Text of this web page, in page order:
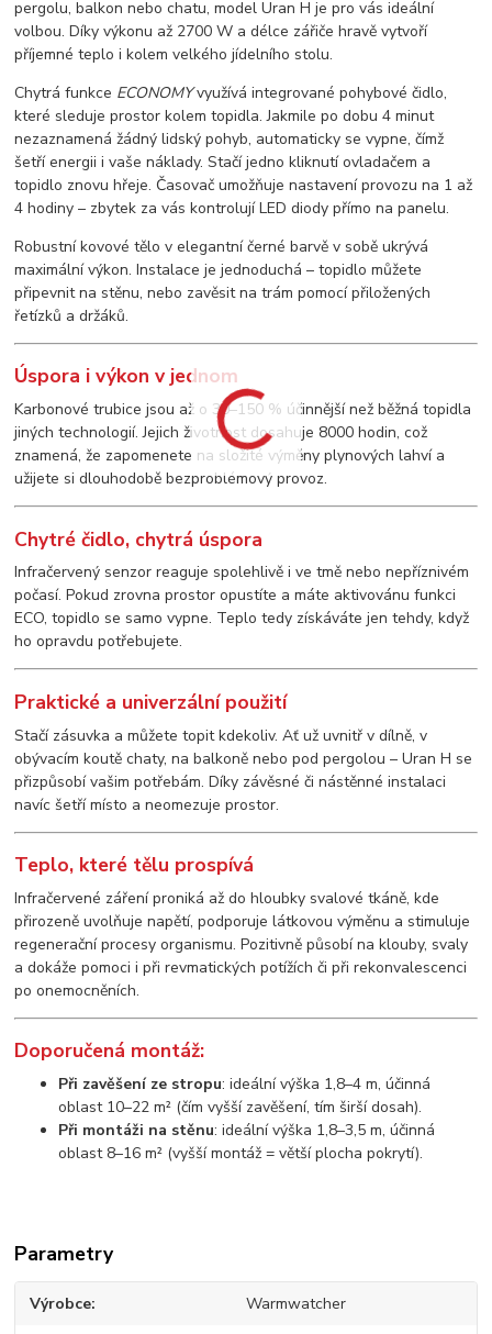
pergolu, balkon nebo chatu, model Uran H je pro vás ideální
volbou. Díky výkonu až 2700 W a délce zářiče hravě vytvoří
příjemné teplo i kolem velkého jídelního stolu.
Chytrá funkce ECONOMYvyužívá integrované pohybové čidlo,
které sleduje prostor kolem topidla. Jakmile po dobu 4 minut
nezaznamená žádný lidský pohyb, automaticky se vypne, čímž
šetří energii i vaše náklady. Stačí jedno kliknutí ovladačem a
topidlo znovu hřeje. Časovač umožňuje nastavení provozu na 1 až
4 hodiny – zbytek za vás kontrolují LED diody přímo na panelu.
Robustní kovové tělo v elegantní černé barvě v sobě ukrývá
maximální výkon. Instalace je jednoduchá – topidlo můžete
připevnit na stěnu, nebo zavěsit na trám pomocí přiložených
řetízků a držáků.
Úspora i výkon v jednom
Karbonové trubice jsou až o 30–150 % účinnější než běžná topidla
jiných technologií. Jejich životnost dosahuje 8000 hodin, což
znamená, že zapomenete na složité výměny plynových lahví a
užijete si dlouhodobě bezproblémový provoz.
Chytré čidlo, chytrá úspora
Infračervený senzor reaguje spolehlivě i ve tmě nebo nepříznivém
počasí. Pokud zrovna prostor opustíte a máte aktivovánu funkci
ECO, topidlo se samo vypne. Teplo tedy získáváte jen tehdy, když
ho opravdu potřebujete.
Praktické a univerzální použití
Stačí zásuvka a můžete topit kdekoliv. Ať už uvnitř v dílně, v
obývacím koutě chaty, na balkoně nebo pod pergolou – Uran H se
přizpůsobí vašim potřebám. Díky závěsné či nástěnné instalaci
navíc šetří místo a neomezuje prostor.
Teplo, které tělu prospívá
Infračervené záření proniká až do hloubky svalové tkáně, kde
přirozeně uvolňuje napětí, podporuje látkovou výměnu a stimuluje
regenerační procesy organismu. Pozitivně působí na klouby, svaly
a dokáže pomoci i při revmatických potížích či při rekonvalescenci
po onemocněních.
Doporučená montáž:
Při zavěšení ze stropu: ideální výška 1,8–4 m, účinná
oblast 10–22 m² (čím vyšší zavěšení, tím širší dosah).
Při montáži na stěnu: ideální výška 1,8–3,5 m, účinná
oblast 8–16 m² (vyšší montáž = větší plocha pokrytí).
Parametry
Výrobce Warmwatcher